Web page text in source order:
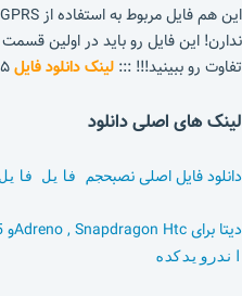
ندارن! این فایل رو باید در اولین
تفاوت رو ببینید!!! ::: لینک دانلود فایل۵ بایت !
لینک های اصلی دانلود
دانلود فایل اصلی نصبحجم فایل فایل apk کرک شده حجم 5مگ
دیتا برای Adreno , Snapdragon Htcو 720.5 مگابایت
اندرویدکده